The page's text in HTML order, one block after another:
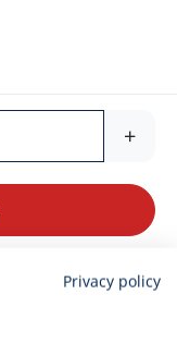
+
Privacy policy